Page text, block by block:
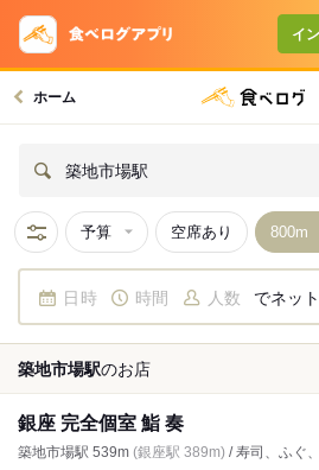
イ
ホーム
築地市場駅
予算 空席あり
日時 時間 人数 でネッ
築地市場駅のお店
銀座 完全個室 鮨 奏
築地市場駅 539m (銀座駅 389m) / 寿司、ふぐ